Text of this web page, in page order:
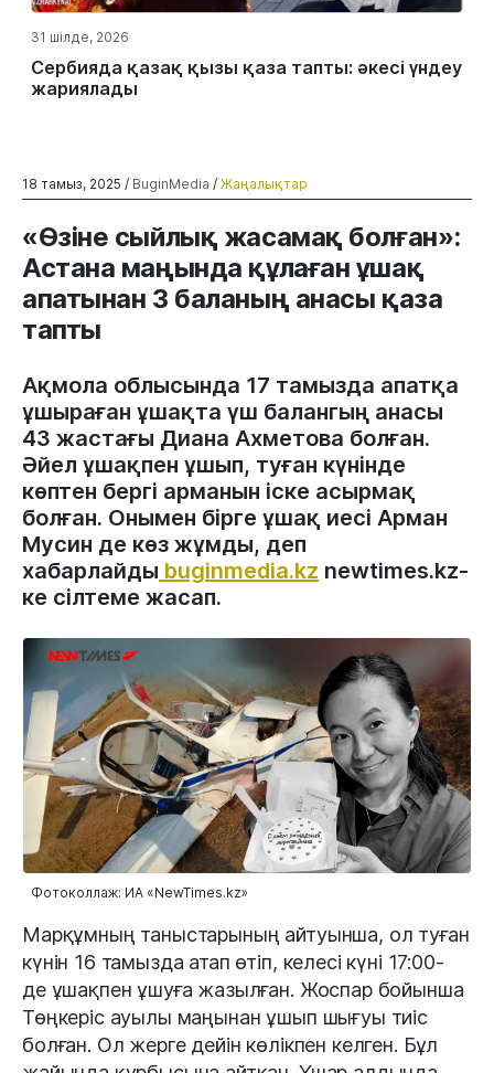
31 шілде, 2026
Сербияда қазақ қызы қаза тапты: әкесі үндеу
жариялады
18 тамыз, 2025 / BuginMedia / Жаңалықтар
«Өзіне сыйлық жасамақ болған»:
Астана маңында құлаған ұшақ
апатынан 3 баланың анасы қаза
тапты
Ақмола облысында 17 тамызда апатқа
ұшыраған ұшақта үш балангың анасы
43 жастағы Диана Ахметова болған.
Әйел ұшақпен ұшып, туған күнінде
көптен бергі арманын іске асырмақ
болған. Онымен бірге ұшақ иесі Арман
Мусин де көз жұмды, деп
хабарлайды buginmedia.kz newtimes.kz-
ке сілтеме жасап.
Фотоколлаж: ИА «NewTimes.kz»
Марқұмның таныстарының айтуынша, ол туған
күнін 16 тамызда атап өтіп, келесі күні 17:00-
де ұшақпен ұшуға жазылған. Жоспар бойынша
Төңкеріс ауылы маңынан ұшып шығуы тиіс
болған. Ол жерге дейін көлікпен келген. Бұл